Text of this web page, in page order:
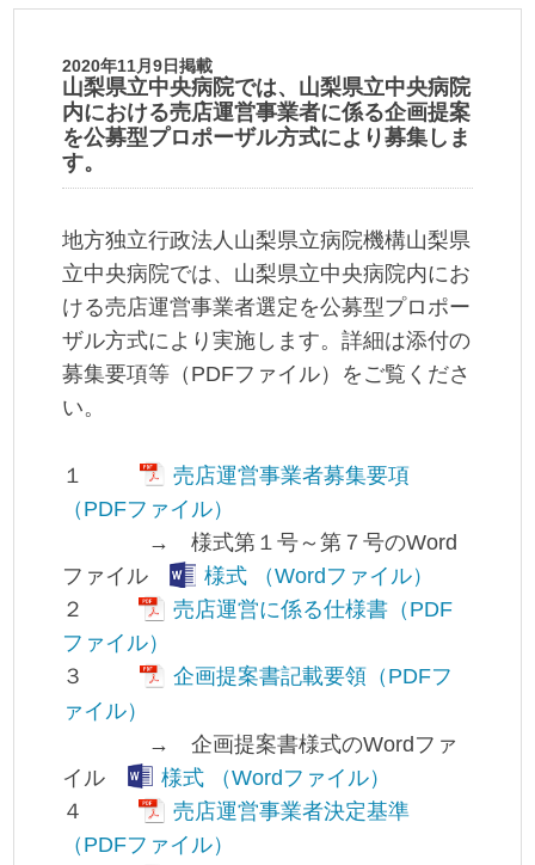
2020年11月9日掲載
山梨県立中央病院では、山梨県立中央病院
内における売店運営事業者に係る企画提案
を公募型プロポーザル方式により募集しま
す。
地方独立行政法人山梨県立病院機構山梨県
立中央病院では、山梨県立中央病院内にお
ける売店運営事業者選定を公募型プロポー
ザル方式により実施します。詳細は添付の
募集要項等（PDFファイル）をご覧くださ
い。
１
売店運営事業者募集要項
（PDFファイル）
→ 様式第１号～第７号のWord
ファイル
様式 （Wordファイル）
２
売店運営に係る仕様書（PDF
ファイル）
３
企画提案書記載要領（PDFフ
ァイル）
→ 企画提案書様式のWordファ
イル
様式 （Wordファイル）
４
売店運営事業者決定基準
（PDFファイル）